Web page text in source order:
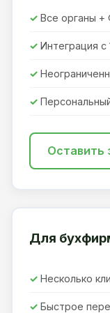
Все органы
Интеграция с
Оставить
Для
Несколько
Быстрое